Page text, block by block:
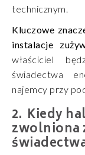
technicznym.
Kluczowe
instalacje
właściciel
świadectwa
najemcy przy
Kiedy
zwolniona